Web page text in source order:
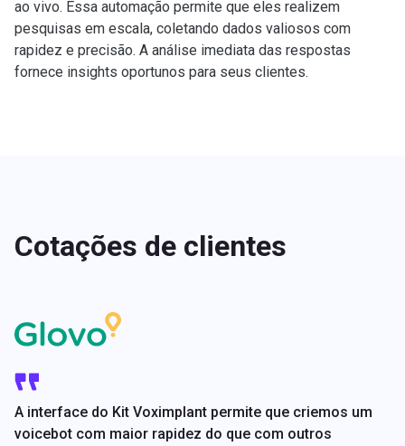
ao vivo. Essa automação permite que eles realizem
pesquisas em escala, coletando dados valiosos com
rapidez e precisão. A análise imediata das respostas
fornece insights oportunos para seus clientes.
Cotações de clientes
A interface do Kit Voximplant permite que criemos um
voicebot com maior rapidez do que com outros